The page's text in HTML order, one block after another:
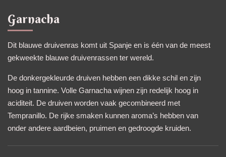
Garnacha
Dit blauwe druivenras komt uit Spanje en is één van de meest
gekweekte blauwe druivenrassen ter wereld.
De donkergekleurde druiven hebben een dikke schil en zijn
hoog in tannine. Volle Garnacha wijnen zijn redelijk hoog in
aciditeit. De druiven worden vaak gecombineerd met
Tempranillo. De rijke smaken kunnen aroma’s hebben van
onder andere aardbeien, pruimen en gedroogde kruiden.